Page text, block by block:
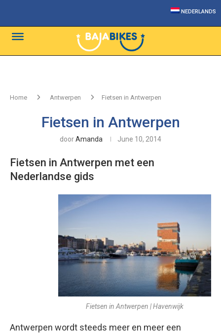
NEDERLANDS
Home Antwerpen Fietsen in Antwerpen
Fietsen in Antwerpen
doorAmanda June 10, 2014
Fietsen in Antwerpen met een
Nederlandse gids
Fietsen in Antwerpen | Havenwijk
Antwerpen wordt steeds meer en meer een